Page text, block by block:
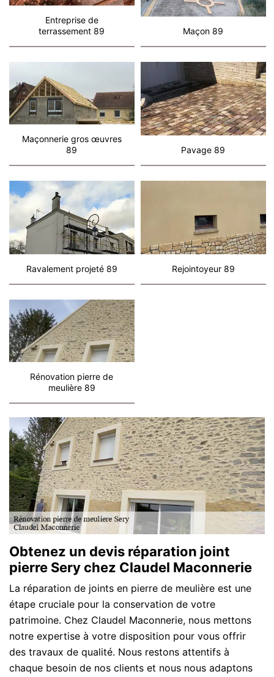
Entreprise de
terrassement 89
Maçon 89
Maçonnerie gros œuvres
89
Pavage 89
Ravalement projeté 89 Rejointoyeur 89
Rénovation pierre de
meulière 89
Obtenez un devis réparation joint
pierre Sery chez Claudel Maconnerie
La réparation de joints en pierre de meulière est une
étape cruciale pour la conservation de votre
patrimoine. Chez Claudel Maconnerie, nous mettons
notre expertise à votre disposition pour vous offrir
des travaux de qualité. Nous restons attentifs à
chaque besoin de nos clients et nous nous adaptons